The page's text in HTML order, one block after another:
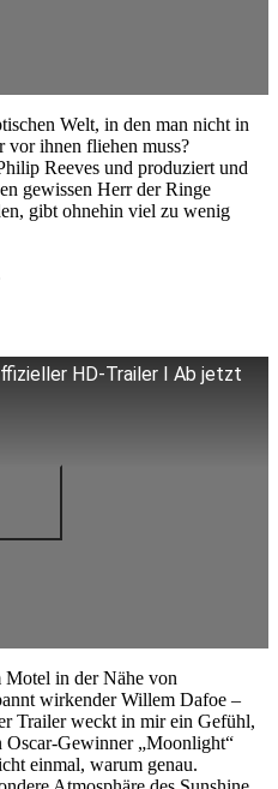
Welt, in den man nicht in
vor ihnen fliehen muss?
Reeves und produziert und
gewissen Herr der Ringe
gibt ohnehin viel zu wenig
HD-Trailer I Ab jetzt
in der Nähe von
wirkender Willem Dafoe –
Trailer weckt in mir ein Gefühl,
Oscar-Gewinner „Moonlight“
einmal, warum genau.